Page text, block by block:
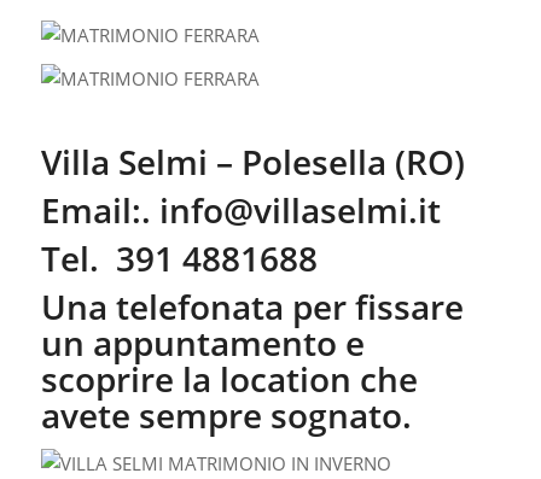
Villa Selmi – Polesella (RO)
Email:. info@villaselmi.it
Tel. 391 4881688
Una telefonata per fissare
un appuntamento e
scoprire la location che
avete sempre sognato.